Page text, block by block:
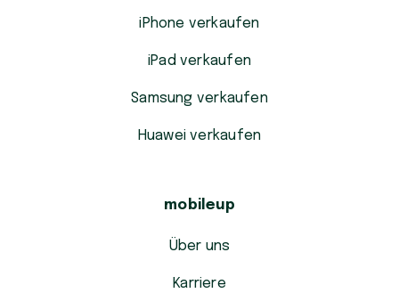
iPhone verkaufen
iPad verkaufen
Samsung verkaufen
Huawei verkaufen
mobileup
Über uns
Karriere